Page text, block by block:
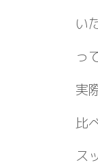
い
っ
実
比
ス